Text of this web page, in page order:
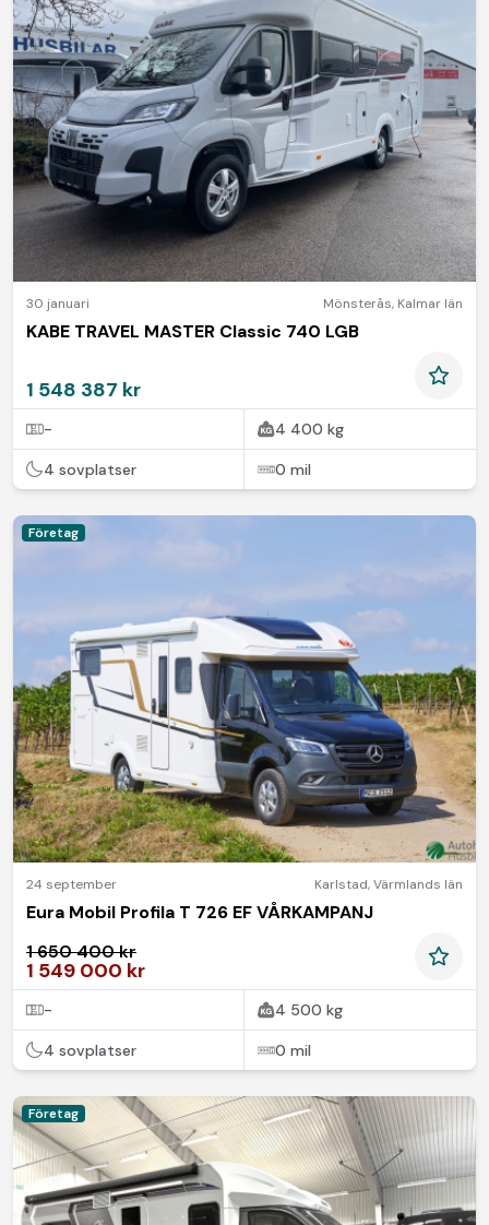
30 januari Mönsterås, Kalmar län
KABE TRAVEL MASTER Classic 740 LGB
1 548 387 kr
- 4 400 kg
4 sovplatser 0 mil
Företag
24 september Karlstad,Värmlands län
Eura Mobil Profila T 726 EF VÅRKAMPANJ
1 650 400 kr
1 549 000 kr
- 4 500 kg
4 sovplatser 0 mil
Företag